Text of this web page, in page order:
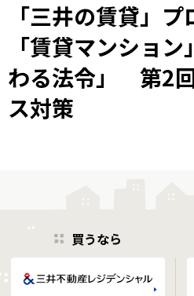
「三井の賃貸」
「賃貸マンショ
わる法令」 第2
ス対策
買うなら